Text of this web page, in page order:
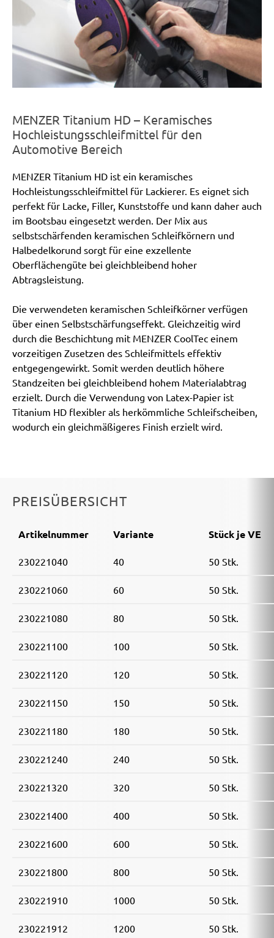
MENZER Titanium HD – Keramisches
Hochleistungsschleifmittel für den
Automotive Bereich
MENZER Titanium HD ist ein keramisches
Hochleistungsschleifmittel für Lackierer. Es eignet sich
perfekt für Lacke, Filler, Kunststoffe und kann daher auch
im Bootsbau eingesetzt werden. Der Mix aus
selbstschärfenden keramischen Schleifkörnern und
Halbedelkorund sorgt für eine exzellente
Oberflächengüte bei gleichbleibend hoher
Abtragsleistung.
Die verwendeten keramischen Schleifkörner verfügen
über einen Selbstschärfungseffekt. Gleichzeitig wird
durch die Beschichtung mit MENZER CoolTec einem
vorzeitigen Zusetzen des Schleifmittels effektiv
entgegengewirkt. Somit werden deutlich höhere
Standzeiten bei gleichbleibend hohem Materialabtrag
erzielt. Durch die Verwendung von Latex-Papier ist
Titanium HD flexibler als herkömmliche Schleifscheiben,
wodurch ein gleichmäßigeres Finish erzielt wird.
PREISÜBERSICHT
Artikelnummer Variante Stück je VE
230221040 40 50 Stk.
230221060 60 50 Stk.
230221080 80 50 Stk.
230221100 100 50 Stk.
230221120 120 50 Stk.
230221150 150 50 Stk.
230221180 180 50 Stk.
230221240 240 50 Stk.
230221320 320 50 Stk.
230221400 400 50 Stk.
230221600 600 50 Stk.
230221800 800 50 Stk.
230221910 1000 50 Stk.
230221912 1200 50 Stk.